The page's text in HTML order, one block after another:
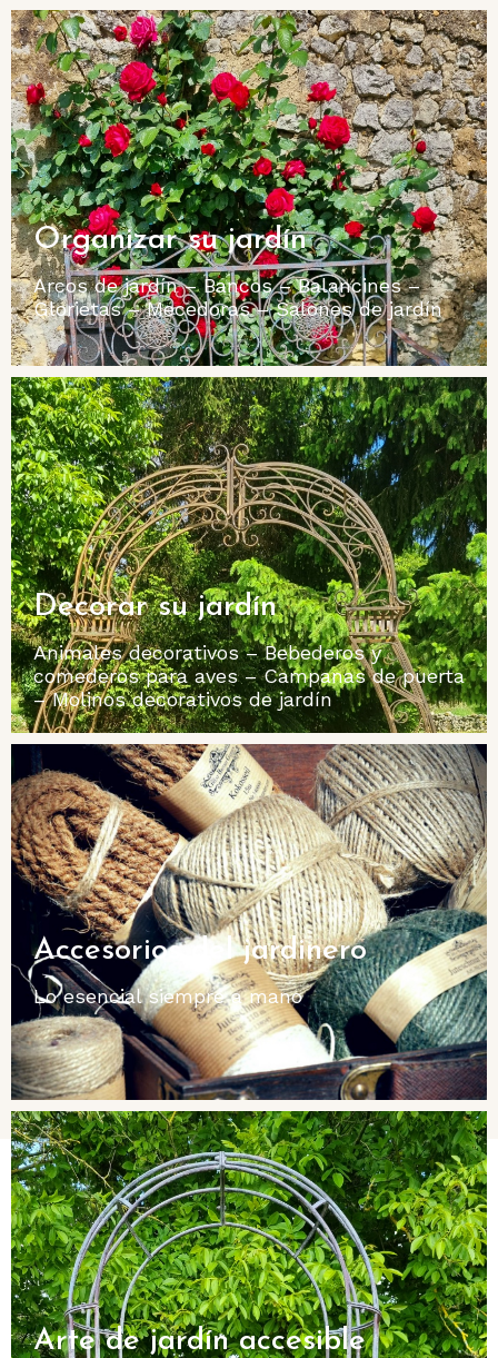
Organizar su jardín
Arcos de jardín – Bancos – Balancines –
Glorietas – Mecedoras – Salones de jardín
Decorar su jardín
Animales decorativos – Bebederos y
comederos para aves – Campanas de puerta
– Molinos decorativos de jardín
Accesorios del jardinero
Lo esencial siempre a mano
Arte de jardín accesible